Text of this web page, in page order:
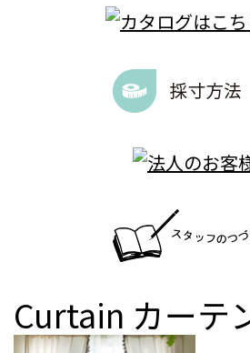
Curtain カーテ